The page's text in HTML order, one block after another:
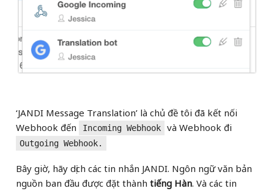
‘JANDI Message Translation’ là chủ đề tôi đã kết nối
Webhook đến
Incoming Webhook và Webhook đi
Outgoing Webhook.
Bây giờ, hãy dịch các tin nhắn JANDI. Ngôn ngữ văn bản
nguồn ban đầu được đặt thànhtiếng Hàn. Và các tin